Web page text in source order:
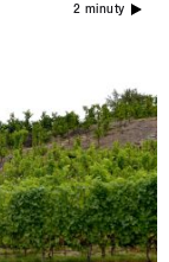
2 minuty